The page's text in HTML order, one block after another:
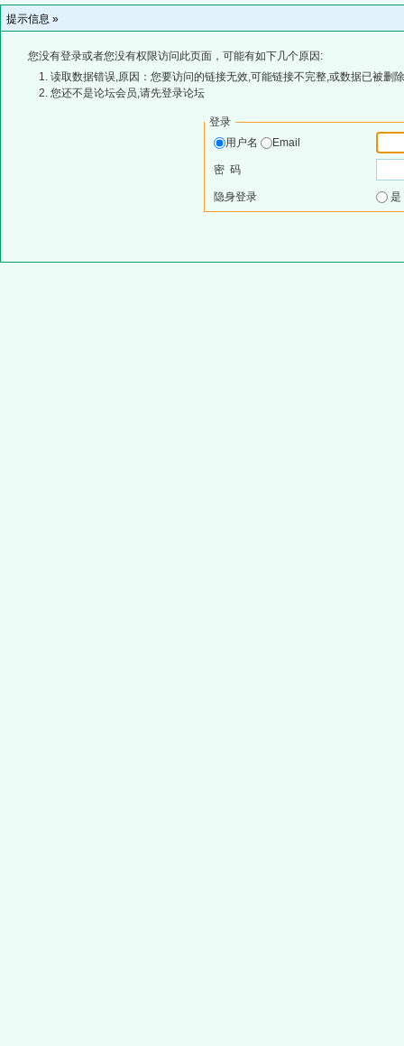
提示信息 »
您没有登录或者您没有权限访问此页面，可能有如下几个原因:
读取数据错误,原因：您要访问的链接无效,可能链接不完整,或数据已被删
您还不是论坛会员,请先登录论坛
登录
用户名
Email
密 码
隐身登录